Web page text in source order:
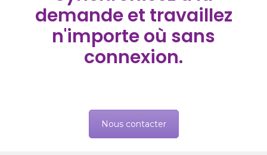
demande et travaillez
n'importe où sans
connexion.
Nous contacter